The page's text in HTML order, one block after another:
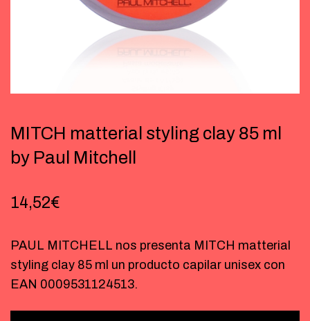
MITCH matterial styling clay 85 ml
by Paul Mitchell
14,52€
PAUL MITCHELL nos presenta MITCH matterial
styling clay 85 ml un producto capilar unisex con
EAN 0009531124513.